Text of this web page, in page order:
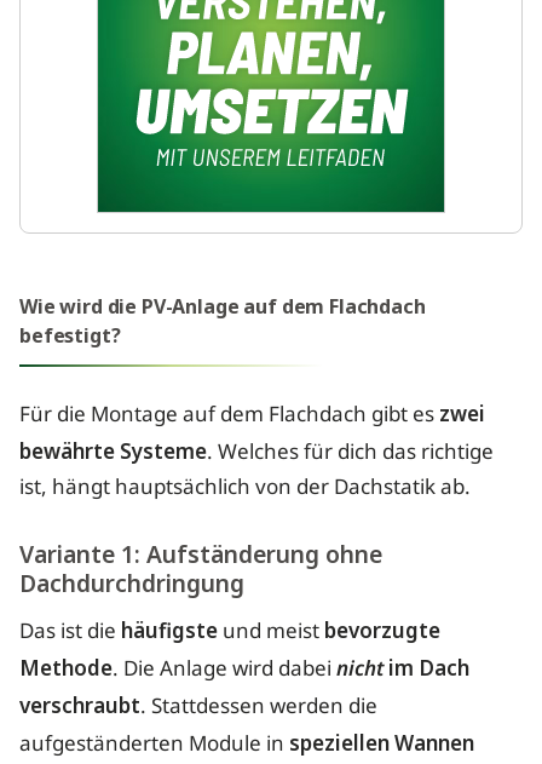
Wie wird die PV-Anlage auf dem Flachdach
befestigt?
Für die Montage auf dem Flachdach gibt es zwei
bewährte Systeme. Welches für dich das richtige
ist, hängt hauptsächlich von der Dachstatik ab.
Variante 1: Aufständerung ohne
Dachdurchdringung
Das ist die häufigste und meist bevorzugte
Methode. Die Anlage wird dabeinichtim Dach
verschraubt. Stattdessen werden die
aufgeständerten Module in speziellen Wannen